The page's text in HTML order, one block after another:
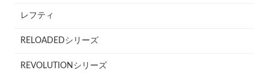
レフティ
RELOADEDシリーズ
REVOLUTIONシリーズ